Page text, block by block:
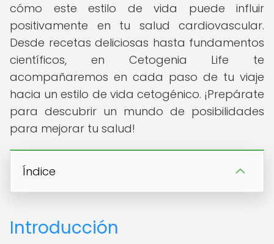
cómo este estilo de vida puede influir
positivamente en tu salud cardiovascular.
Desde recetas deliciosas hasta fundamentos
científicos, en Cetogenia Life te
acompañaremos en cada paso de tu viaje
hacia un estilo de vida cetogénico. ¡Prepárate
para descubrir un mundo de posibilidades
para mejorar tu salud!
Índice
Introducción